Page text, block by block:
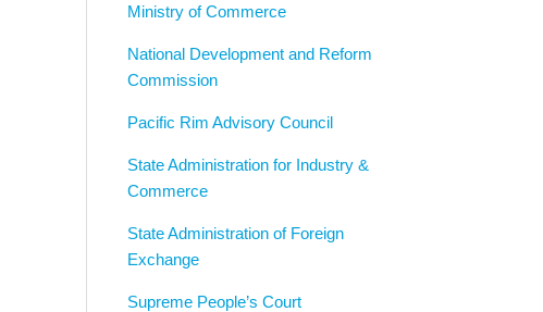
Ministry of Commerce
National Development and Reform
Commission
Pacific Rim Advisory Council
State Administration for Industry &
Commerce
State Administration of Foreign
Exchange
Supreme People’s Court